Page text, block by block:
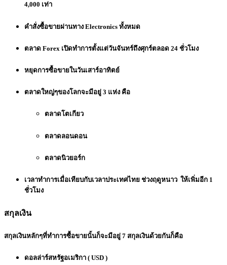
4,000 เท่า
คำสั่งซื้อขายผ่านทาง Electronics ทั้งหมด
ตลาด Forex เปิดทำการตั้งแต่วันจันทร์ถึงศุกร์ตลอด 24 ชั่วโมง
หยุดการซื้อขายในวันเสาร์อาทิตย์
ตลาดใหญ่ๆของโลกจะมีอยู่ 3 แห่ง คือ
ตลาดโตเกียว
ตลาดลอนดอน
ตลาดนิวยอร์ก
เวลาทำการเมื่อเทียบกับเวลาประเทศไทย ช่วงฤดูหนาว ให้เพิ่มอีก 1
ชั่วโมง
สกุลเงิน
สกุลเงินหลักๆที่ทำการซื้อขายนั้นก็จะมีอยู่ 7 สกุลเงินด้วยกันก็คือ
ดอลล่าร์สหรัฐอเมริกา ( USD )